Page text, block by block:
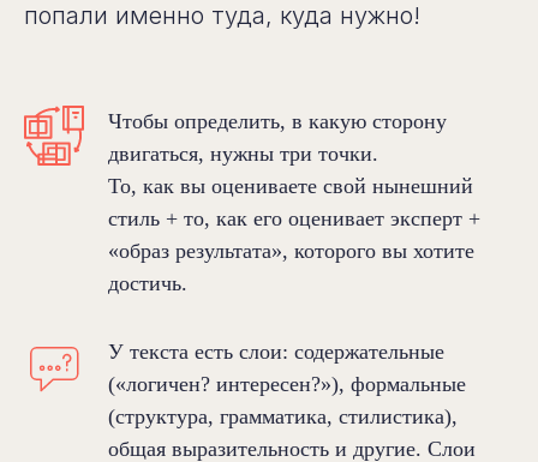
попали именно туда, куда нужно!
Чтобы определить, в какую сторону
двигаться, нужны три точки.
То, как вы оцениваете свой нынешний
стиль + то, как его оценивает эксперт +
«образ результата», которого вы хотите
достичь.
У текста есть слои: содержательные
(«логичен? интересен?»), формальные
(структура, грамматика, стилистика),
общая выразительность и другие. Слои